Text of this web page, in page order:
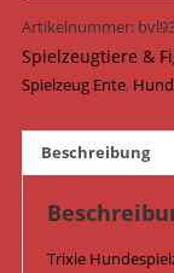
Ente
Polyester
50
36207
Menge
Artikelnummer:
Spielzeugtiere &
Spielzeug Ente,
Beschreibung
Trixie